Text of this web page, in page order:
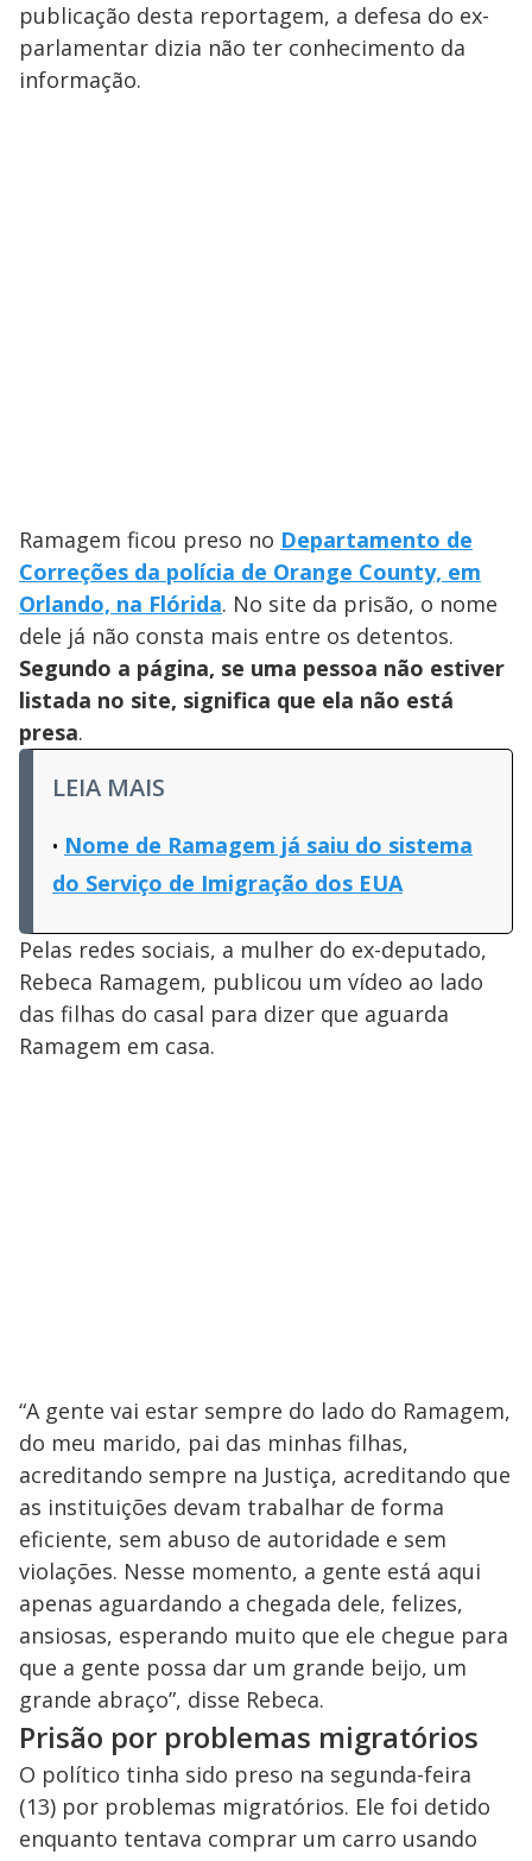
publicação desta reportagem, a defesa do ex-
parlamentar dizia não ter conhecimento da
informação.
Ramagem ficou preso no Departamento de
Correções da polícia de Orange County, em
Orlando, na Flórida. No site da prisão, o nome
dele já não consta mais entre os detentos.
Segundo a página, se uma pessoa não estiver
listada no site, significa que ela não está
presa.
LEIA MAIS
Nome de Ramagem já saiu do sistema
do Serviço de Imigração dos EUA
Pelas redes sociais, a mulher do ex-deputado,
Rebeca Ramagem, publicou um vídeo ao lado
das filhas do casal para dizer que aguarda
Ramagem em casa.
“A gente vai estar sempre do lado do Ramagem,
do meu marido, pai das minhas filhas,
acreditando sempre na Justiça, acreditando que
as instituições devam trabalhar de forma
eficiente, sem abuso de autoridade e sem
violações. Nesse momento, a gente está aqui
apenas aguardando a chegada dele, felizes,
ansiosas, esperando muito que ele chegue para
que a gente possa dar um grande beijo, um
grande abraço”, disse Rebeca.
Prisão por problemas migratórios
O político tinha sido preso na segunda-feira
(13) por problemas migratórios. Ele foi detido
enquanto tentava comprar um carro usando